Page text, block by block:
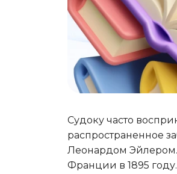
Судоку часто
распространенное
Леонардом
Франции в 1895 году.